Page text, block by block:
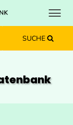
springenspringen
springen
springen
SUCHE